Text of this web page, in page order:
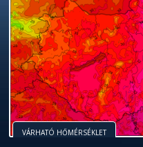
VÁRHATÓ HŐMÉRSÉKLET